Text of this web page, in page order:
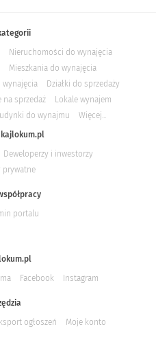
Nieruchomości do wynajęcia
Mieszkania do wynajęcia
wynajęcia
Działki do sprzedaży
na sprzedaż
Lokale wynajem
do wynajmu
Więcej...
Deweloperzy i inwestorzy
prywatne
portalu
Facebook Instagram
ogłoszeń Moje konto